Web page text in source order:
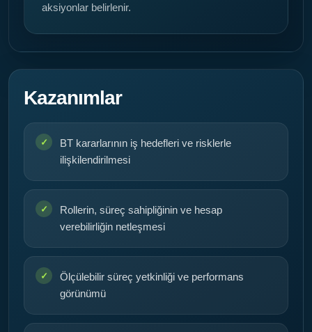
aksiyonlar belirlenir.
Kazanımlar
BT kararlarının iş hedefleri ve risklerle
ilişkilendirilmesi
Rollerin, süreç sahipliğinin ve hesap
verebilirliğin netleşmesi
Ölçülebilir süreç yetkinliği ve performans
görünümü